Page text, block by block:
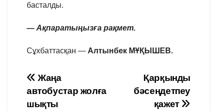
басталды.
— Ақпаратыңызға рақмет.
Сұхбаттасқан — Алтынбек МҰҚЫШЕВ.
Навигация
по
Қарқынды
бәсеңдетпеу
қажет
Жаңа
автобустар жолға
шықты